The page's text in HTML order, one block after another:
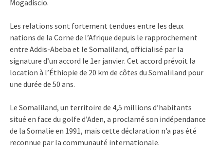
Mogadiscio.
Les relations sont fortement tendues entre les deux
nations de la Corne de l’Afrique depuis le rapprochement
entre Addis-Abeba et le Somaliland, officialisé par la
signature d’un accord le 1er janvier. Cet accord prévoit la
location à l’Éthiopie de 20 km de côtes du Somaliland pour
une durée de 50 ans.
Le Somaliland, un territoire de 4,5 millions d’habitants
situé en face du golfe d’Aden, a proclamé son indépendance
de la Somalie en 1991, mais cette déclaration n’a pas été
reconnue par la communauté internationale.